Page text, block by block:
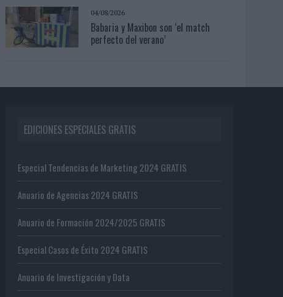
04/08/2026
Babaria y Maxibon son ‘el match
perfecto del verano’
EDICIONES ESPECIALES GRATIS
Especial Tendencias de Marketing 2024 GRATIS
Anuario de Agencias 2024 GRATIS
Anuario de Formación 2024/2025 GRATIS
Especial Casos de Éxito 2024 GRATIS
Anuario de Investigación y Data